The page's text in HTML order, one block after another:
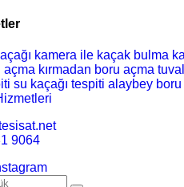
kamera ile kaçak bulma
açma kırmadan boru açma
su kaçağı tespiti alaybey boru
9064